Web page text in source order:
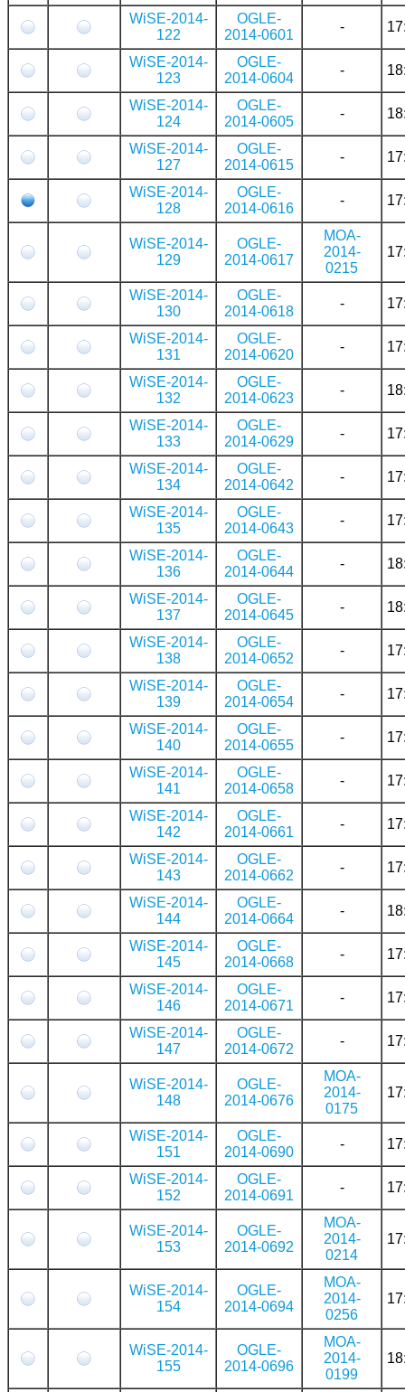
WiSE-2014-
122
OGLE-
2014-0601
-
WiSE-2014-
123
OGLE-
2014-0604
-
WiSE-2014-
124
OGLE-
2014-0605
-
WiSE-2014-
127
OGLE-
2014-0615
-
WiSE-2014-
128
OGLE-
2014-0616
-
WiSE-2014-
129
OGLE-
2014-0617
MOA-
2014-
0215
WiSE-2014-
130
OGLE-
2014-0618
-
WiSE-2014-
131
OGLE-
2014-0620
-
WiSE-2014-
132
OGLE-
2014-0623
-
WiSE-2014-
133
OGLE-
2014-0629
-
WiSE-2014-
134
OGLE-
2014-0642
-
WiSE-2014-
135
OGLE-
2014-0643
-
WiSE-2014-
136
OGLE-
2014-0644
-
WiSE-2014-
137
OGLE-
2014-0645
-
WiSE-2014-
138
OGLE-
2014-0652
-
WiSE-2014-
139
OGLE-
2014-0654
-
WiSE-2014-
140
OGLE-
2014-0655
-
WiSE-2014-
141
OGLE-
2014-0658
-
WiSE-2014-
142
OGLE-
2014-0661
-
WiSE-2014-
143
OGLE-
2014-0662
-
WiSE-2014-
144
OGLE-
2014-0664
-
WiSE-2014-
145
OGLE-
2014-0668
-
WiSE-2014-
146
OGLE-
2014-0671
-
WiSE-2014-
147
OGLE-
2014-0672
-
WiSE-2014-
148
OGLE-
2014-0676
MOA-
2014-
0175
WiSE-2014-
151
OGLE-
2014-0690
-
WiSE-2014-
152
OGLE-
2014-0691
-
WiSE-2014-
153
OGLE-
2014-0692
MOA-
2014-
0214
WiSE-2014-
154
OGLE-
2014-0694
MOA-
2014-
0256
WiSE-2014-
155
OGLE-
2014-0696
MOA-
2014-
0199